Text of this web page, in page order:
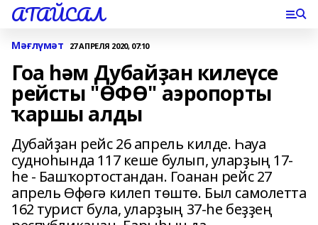
АТАЙСАЛ
Мәғлүмәт 27 АПРЕЛЯ 2020, 07:10
Гоа һәм Дубайҙан килеүсе
рейсты "ӨФӨ" аэропорты
ҡаршы алды
Дубайҙан рейс 26 апрель килде. Һауа
судноһында 117 кеше булып, уларҙың 17-
һе - Башҡортостандан. Гоанан рейс 27
апрель Өфөгә килеп төштө. Был самолетта
162 турист була, уларҙың 37-һе беҙҙең